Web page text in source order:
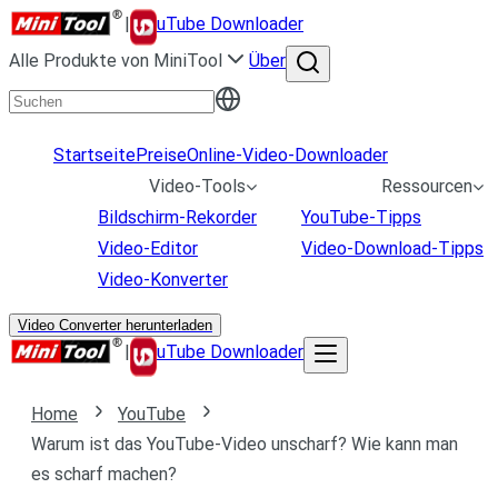
|
uTube Downloader
Alle Produkte von MiniTool
Über
StartseitePreiseOnline-Video-Downloader
Video-Tools
Bildschirm-Rekorder
Video-Editor
Video-Konverter
Ressourcen
YouTube-Tipps
Video-Download-Tipps
Video Converter herunterladen
| uTube Downloader
Home
YouTube
Warum ist das YouTube-Video unscharf? Wie kann man
es scharf machen?